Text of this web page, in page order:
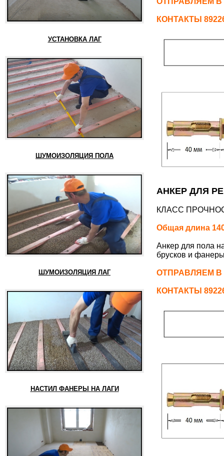
УСТАНОВКА ЛАГ
ШУМОИЗОЛЯЦИЯ ПОЛА
ШУМОИЗОЛЯЦИЯ ЛАГ
НАСТИЛ ФАНЕРЫ НА ЛАГИ
КОНТАКТЫ
АНКЕР ДЛЯ
КЛАСС
Общая длина
Анкер для пола
брусков и
ОТПРАВЛЯЕМ
КОНТАКТЫ